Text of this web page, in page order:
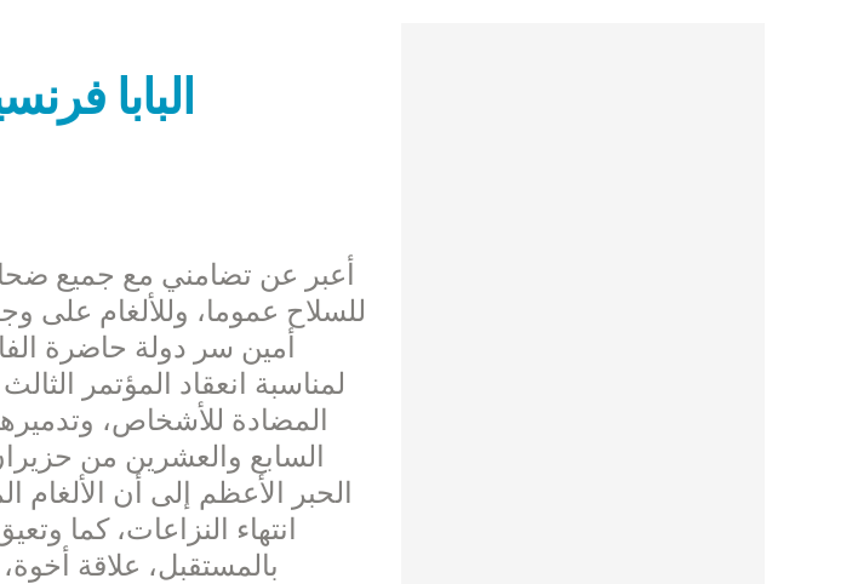
البابا
للسلاح عموما، وللألغام على
أمين سر دولة حاضرة
لمناسبة انعقاد المؤتمر
المضادة للأشخاص،
السابع والعشرين من
الحبر الأعظم إلى أن
انتهاء النزاعات، كما
بالمستقبل، علاقة